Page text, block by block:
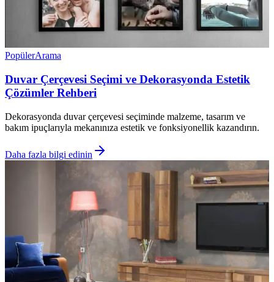
PopülerArama
Duvar Çerçevesi Seçimi ve Dekorasyonda Estetik
Çözümler Rehberi
Dekorasyonda duvar çerçevesi seçiminde malzeme, tasarım ve
bakım ipuçlarıyla mekanınıza estetik ve fonksiyonellik kazandırın.
Daha fazla bilgi edinin